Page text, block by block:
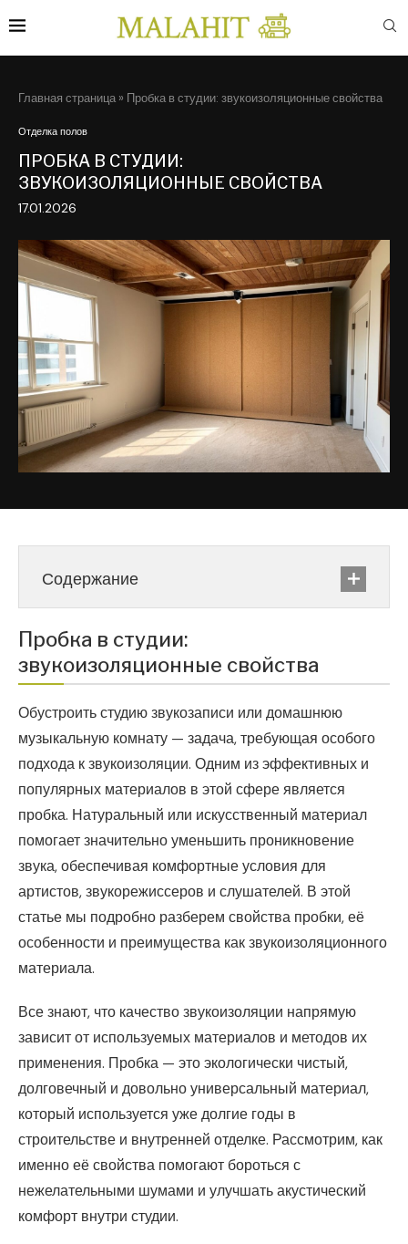
Главная страница » Пробка в студии: звукоизоляционные свойства
Отделка полов
ПРОБКА В СТУДИИ:
ЗВУКОИЗОЛЯЦИОННЫЕ СВОЙСТВА
17.01.2026
Содержание
Пробка в студии:
звукоизоляционные свойства
Обустроить студию звукозаписи или домашнюю
музыкальную комнату — задача, требующая особого
подхода к звукоизоляции. Одним из эффективных и
популярных материалов в этой сфере является
пробка. Натуральный или искусственный материал
помогает значительно уменьшить проникновение
звука, обеспечивая комфортные условия для
артистов, звукорежиссеров и слушателей. В этой
статье мы подробно разберем свойства пробки, её
особенности и преимущества как звукоизоляционного
материала.
Все знают, что качество звукоизоляции напрямую
зависит от используемых материалов и методов их
применения. Пробка — это экологически чистый,
долговечный и довольно универсальный материал,
который используется уже долгие годы в
строительстве и внутренней отделке. Рассмотрим, как
именно её свойства помогают бороться с
нежелательными шумами и улучшать акустический
комфорт внутри студии.